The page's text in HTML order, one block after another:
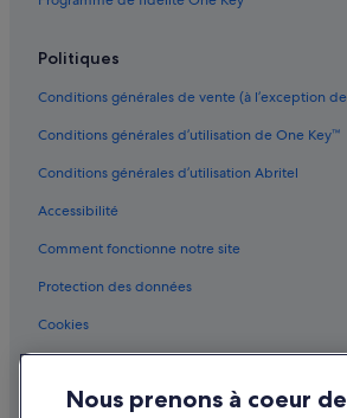
Faubourg Saint-Germain : hôtels Séjours
Faubourg Saint-Germain : hôtels
Gare de Châtelet - Les Halles : Auberges de
Gare de Châtelet - Les Halles : hôtels à
Gare de Châtelet - Les Halles : Résidences de
Gare Saint-Michel-Notre-Dame : Auberges
Gare Saint-Michel-Notre-Dame : Lodges
Jardin des Tuileries : hôtels à proximité
Les Halles : hôtels Hôtels d’affaires
Les Halles : hôtels
Politiques
Conditions générales de vente (à l’exception
Conditions générales d’utilisation de One Key™
Conditions générales d’utilisation Abritel
Accessibilité
Comment fonctionne notre site
Protection des données
Cookies
Mentions légales / Nous contacter
Nous prenons à coeur